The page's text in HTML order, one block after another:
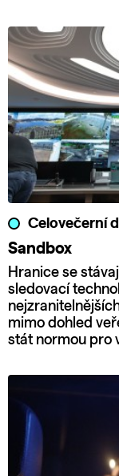
Celovečerní
Sandbox
Hranice se
sledovací
mimo dohled
stát normou pro